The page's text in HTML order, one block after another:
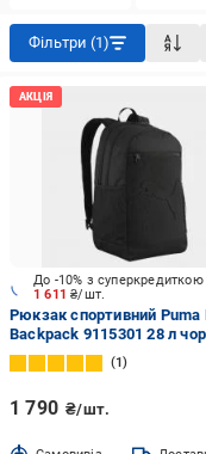
Фільтри (1)
1 611₴/шт.
Рюкзак спортивний Puma
Backpack 9115301 28 л
1
1 790 ₴/шт.